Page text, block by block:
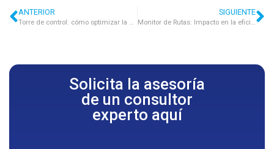
ANTERIOR
Torre de control: cómo optimizar la operación logística en tiempo real
SIGUIENTE
Monitor de Rutas: Impacto en la eficiencia del transporte con datos del mercado
Solicita la asesoría
de un consultor
experto aquí